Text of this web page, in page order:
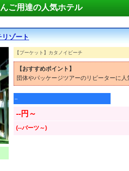
ご用達の人気ホテル
リゾート
【プーケット】カタノイビーチ
【おすすめポイント】
団体やパッケージツアーのリピーターに
--
--円～
(--バーツ～)